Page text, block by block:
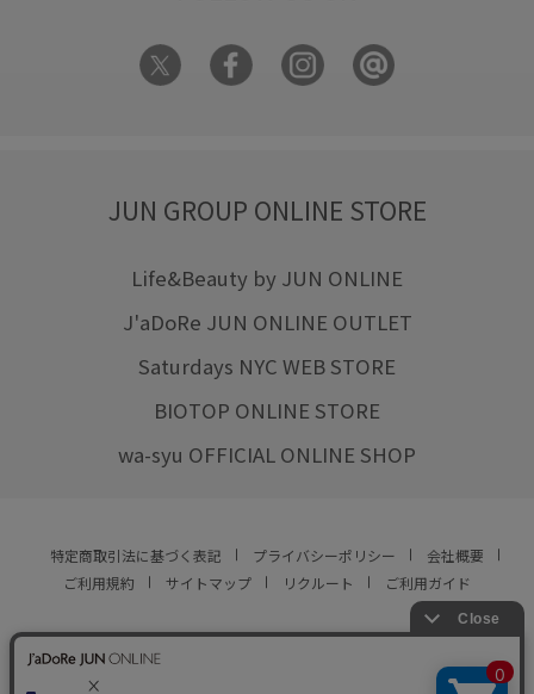
JUN GROUP ONLINE STORE
Life&Beauty by JUN ONLINE
J'aDoRe JUN ONLINE OUTLET
Saturdays NYC WEB STORE
BIOTOP ONLINE STORE
wa-syu OFFICIAL ONLINE SHOP
特定商取引法に基づく表記 プライバシーポリシー
会社概要
ご利用規約
サイトマップ リクルート ご利用ガイド